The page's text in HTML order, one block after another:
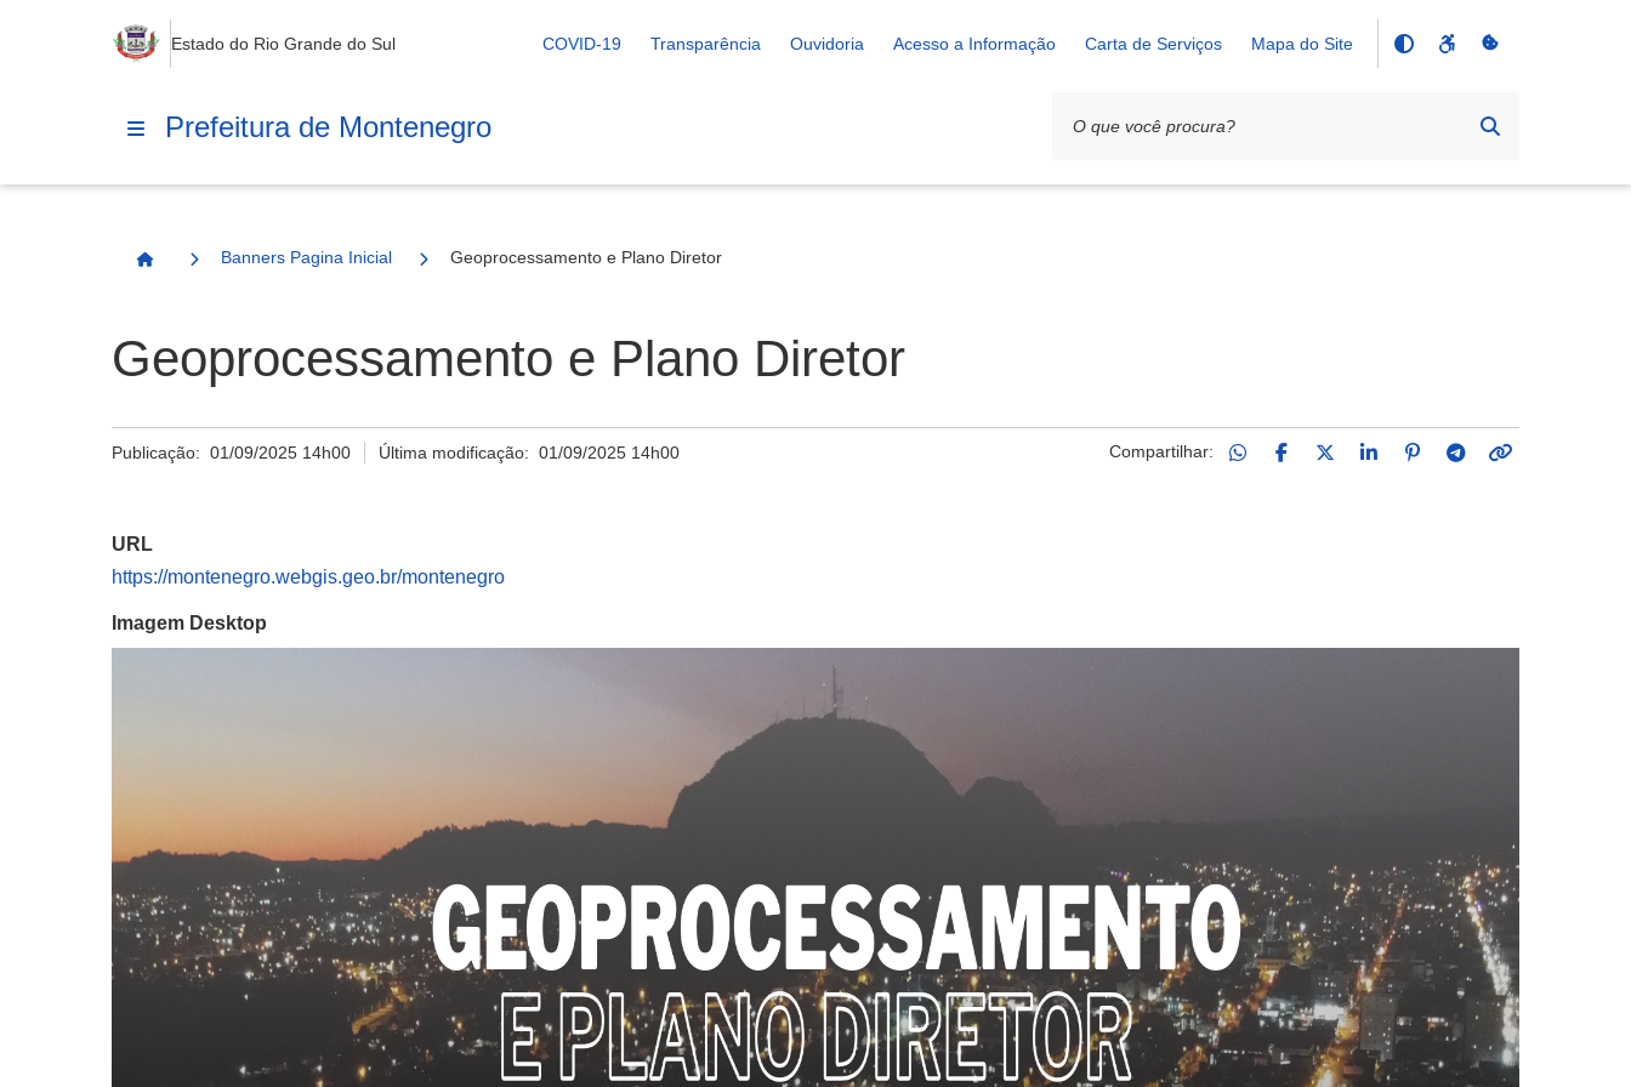
Estado do Rio Grande do Sul COVID-19 Transparência Ouvidoria Acesso a Informação Carta de Serviços Mapa do Site
Prefeitura de Montenegro
Página Inicial
Banners Pagina Inicial Geoprocessamento e Plano Diretor
Geoprocessamento e Plano Diretor
Publicação: 01/09/2025 14h00 Última modificação:01/09/2025 14h00 Compartilhar:
URL
https://montenegro.webgis.geo.br/montenegro
Imagem Desktop